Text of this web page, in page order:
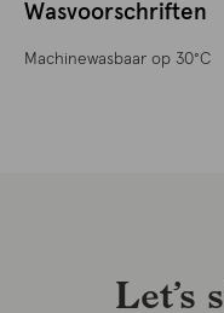
Wasvoorschriften
Machinewasbaar op 30°C
Let’s